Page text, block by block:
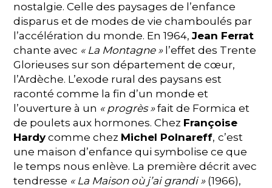
nostalgie. Celle des paysages de l’enfance
disparus et de modes de vie chamboulés par
l’accélération du monde. En 1964,Jean Ferrat
chante avec « La Montagne »l’effet des Trente
Glorieuses sur son département de cœur,
l’Ardèche. L’exode rural des paysans est
raconté comme la fin d’un monde et
l’ouverture à un « progrès »fait de Formica et
de poulets aux hormones. Chez Françoise
Hardycomme chez Michel Polnareff, c’est
une maison d’enfance qui symbolise ce que
le temps nous enlève. La première décrit avec
tendresse « La Maison où j’ai grandi »(1966),